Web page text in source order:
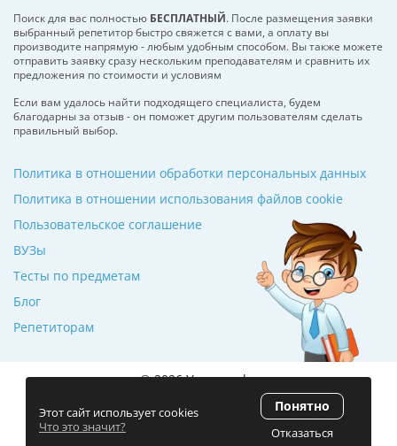
Поиск для вас полностью БЕСПЛАТНЫЙ. После размещения заявки
выбранный репетитор быстро свяжется с вами, а оплату вы
производите напрямую - любым удобным способом. Вы также можете
отправить заявку сразу нескольким преподавателям и сравнить их
предложения по стоимости и условиям
Если вам удалось найти подходящего специалиста, будем
благодарны за отзыв - он поможет другим пользователям сделать
правильный выбор.
ВУЗы
Тесты по предметам
Блог
Репетиторам
Политика в отношении обработки персональных данных
Политика в отношении использования файлов cookie
Пользовательское соглашение
© 2026 Училкин.by
Рейтинг 5.0
(120 отзывов)
ZmitroC.by™
Этот сайт использует cookies
Что это значит?
Понятно
Отказаться